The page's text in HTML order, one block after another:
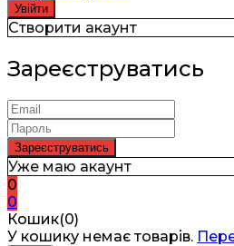
Створити акаунт
Зареєструватись
Уже маю акаунт
0
0
Кошик(0)
У кошику немає товарів.